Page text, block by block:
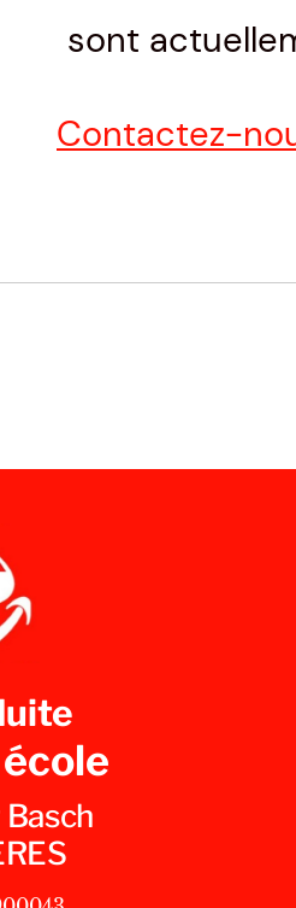
sont
Contactez-